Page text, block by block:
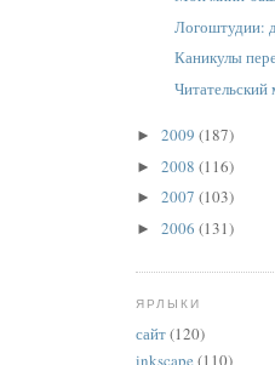
Логоштудии:
Каникулы
► 2009 (187)
► 2008 (116)
► 2007 (103)
► 2006 (131)
ЯРЛЫКИ
сайт(120)
inkscape (110)